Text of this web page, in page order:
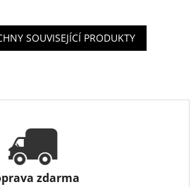
SOUVISEJÍCÍ PRODUKTY
zdarma